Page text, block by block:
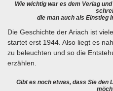
Wie wichtig war es dem Verlag
die man auch als Einstieg
Die Geschichte der Ariach ist
startet erst 1944. Also liegt es
zu beleuchten und so die
erzählen.
Gibt es noch etwas, dass Sie den